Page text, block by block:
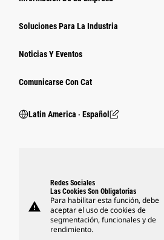
Soluciones Para La Industria
Noticias Y Eventos
Comunicarse Con Cat
Latin America ‧ Español
warning
Redes Sociales
Las Cookies Son Obligatorias
Para habilitar esta función, debe
aceptar el uso de cookies de
segmentación, funcionales y de
rendimiento.